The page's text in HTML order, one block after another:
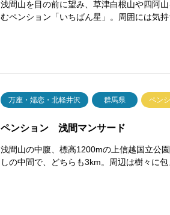
浅間山を目の前に望み、草津白根山や四阿
むペンション「いちばん星」。周囲には気
万座・嬬恋・北軽井沢 群馬県 ペン
ペンション 浅間マンサード
浅間山の中腹、標高1200mの上信越国立公
しの中間で、どちらも3km。周辺は樹々に